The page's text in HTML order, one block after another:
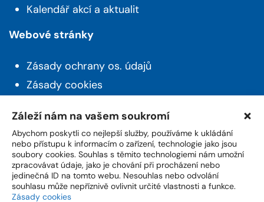
Záleží nám na vašem soukromí
Abychom poskytli co nejlepší služby, používáme k ukládání
nebo přístupu k informacím o zařízení, technologie jako jsou
soubory cookies. Souhlas s těmito technologiemi nám umožní
zpracovávat údaje, jako je chování při procházení nebo
jedinečná ID na tomto webu. Nesouhlas nebo odvolání
souhlasu může nepříznivě ovlivnit určité vlastnosti a funkce.
Zásady cookies
Kalendář akcí a aktualit
Webové stránky
Zásady ochrany os. údajů
Zásady cookies
Novinky z Husince
Máte zájem o aktuality a novinky ze života z
města? Přihlašte se k odběru našeho newsletteru.